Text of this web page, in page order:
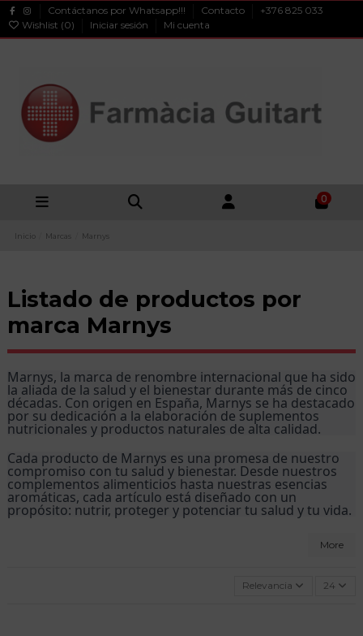
Contáctanos por Whatsapp!!! Contacto
+376 825 033
Wishlist (0) Iniciar sesión Mi cuenta
0
Inicio Marcas Marnys
Listado de productos por
marca Marnys
Marnys, la marca de renombre internacional que ha sido
la aliada de la salud y el bienestar durante más de cinco
décadas. Con origen en España, Marnys se ha destacado
por su dedicación a la elaboración de suplementos
nutricionales y productos naturales de alta calidad.
Cada producto de Marnys es una promesa de nuestro
compromiso con tu salud y bienestar. Desde nuestros
complementos alimenticios hasta nuestras esencias
aromáticas, cada artículo está diseñado con un
propósito: nutrir, proteger y potenciar tu salud y tu vida.
More
Relevancia 24